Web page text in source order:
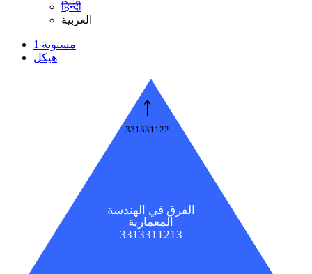
हिन्दी
العربية
مستوىة 1
هيكل
الفرق في الهندسة
المعمارية
3313311213
↑
331331122